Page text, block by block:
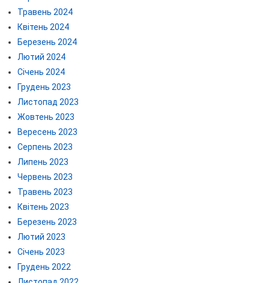
Травень 2024
Квітень 2024
Березень 2024
Лютий 2024
Січень 2024
Грудень 2023
Листопад 2023
Жовтень 2023
Вересень 2023
Серпень 2023
Липень 2023
Червень 2023
Травень 2023
Квітень 2023
Березень 2023
Лютий 2023
Січень 2023
Грудень 2022